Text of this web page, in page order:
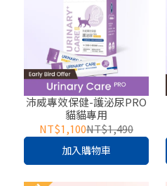
沛威專效保健-護泌尿PRO
貓貓專用
NT$1,100NT$1,490
加入購物車